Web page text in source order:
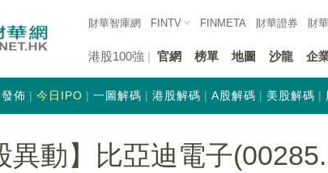
財華智庫網 FINTV FINMETA 財華證券 財華
港股100強 官網 榜單 地圖 沙龍 企
佈 今日IPO 一圖解碼 港股解碼 A股解碼 美股解碼
異動】比亞迪電子